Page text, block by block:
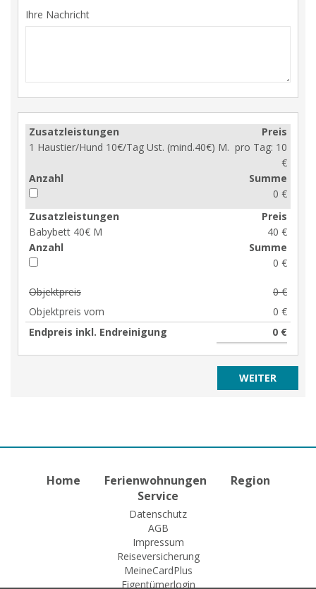
Ihre Nachricht
Zusatzleistungen
1 Haustier/Hund 10€/Tag Ust. (mind.40€) M.
Preis
pro Tag: 10
€
Anzahl
Summe
0 €
Zusatzleistungen
Babybett 40€ M
Preis
40 €
Anzahl
Summe
0 €
Objektpreis
0 €
Objektpreis vom
0 €
Endpreis inkl. Endreinigung
0 €
Home Ferienwohnungen
Region
Service
Datenschutz
AGB
Impressum
Reiseversicherung
MeineCardPlus
Eigentümerlogin